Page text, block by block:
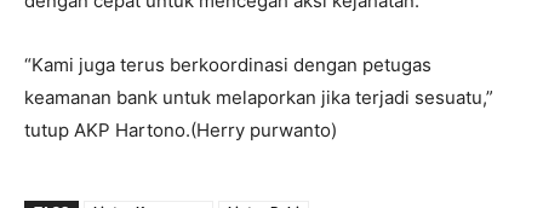
“Kami juga terus berkoordinasi dengan petugas
keamanan bank untuk melaporkan jika terjadi sesuatu,”
tutup AKP Hartono.(Herry purwanto)